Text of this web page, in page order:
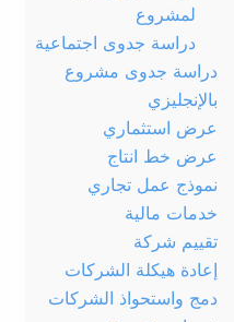
لمشروع
دراسة جدوى اجتماعية
دراسة جدوى مشروع
بالإنجليزي
عرض استثماري
عرض خط انتاج
نموذج عمل تجاري
خدمات مالية
تقييم شركة
إعادة هيكلة الشركات
دمج واستحواذ الشركات